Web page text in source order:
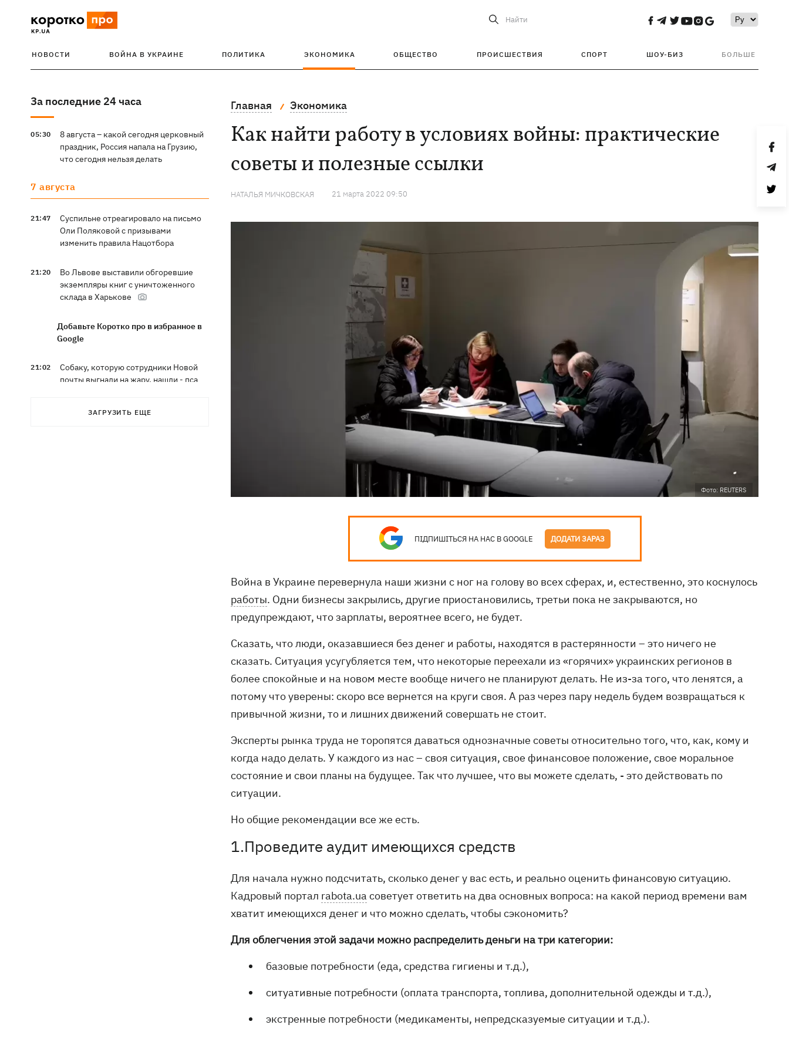
Найти
НОВОСТИ ВОЙНА В УКРАИНЕ ПОЛИТИКА ЭКОНОМИКА ОБЩЕСТВО ПРОИСШЕСТВИЯ СПОРТ ШОУ-БИЗ БОЛЬШЕ
За последние 24 часа
05:30
8 августа – какой сегодня церковный
праздник, Россия напала на Грузию,
что сегодня нельзя делать
7 августа
21:47
Суспильне отреагировало на письмо
Оли Поляковой с призывами
изменить правила Нацотбора
21:20
Во Львове выставили обгоревшие
экземпляры книг с уничтоженного
склада в Харькове
Добавьте Коротко про в избранное в
Google
21:02
Собаку, которую сотрудники Новой
почты выгнали на жару, нашли - пса
ЗАГРУЗИТЬ ЕЩЕ
Главная Экономика
Как найти работу в условиях войны: практические
советы и полезные ссылки
НАТАЛЬЯ МИЧКОВСКАЯ 21 марта 2022 09:50
Фото: REUTERS
ПІДПИШІТЬСЯ НА НАС В GOOGLE ДОДАТИ ЗАРАЗ
Война в Украине перевернула наши жизни с ног на голову во всех сферах, и, естественно, это коснулось
работы. Одни бизнесы закрылись, другие приостановились, третьи пока не закрываются, но
предупреждают, что зарплаты, вероятнее всего, не будет.
Сказать, что люди, оказавшиеся без денег и работы, находятся в растерянности – это ничего не
сказать. Ситуация усугубляется тем, что некоторые переехали из «горячих» украинских регионов в
более спокойные и на новом месте вообще ничего не планируют делать. Не из-за того, что ленятся, а
потому что уверены: скоро все вернется на круги своя. А раз через пару недель будем возвращаться к
привычной жизни, то и лишних движений совершать не стоит.
Эксперты рынка труда не торопятся даваться однозначные советы относительно того, что, как, кому и
когда надо делать. У каждого из нас – своя ситуация, свое финансовое положение, свое моральное
состояние и свои планы на будущее. Так что лучшее, что вы можете сделать, - это действовать по
ситуации.
Но общие рекомендации все же есть.
1.Проведите аудит имеющихся средств
Для начала нужно подсчитать, сколько денег у вас есть, и реально оценить финансовую ситуацию.
Кадровый портал rabota.ua советует ответить на два основных вопроса: на какой период времени вам
хватит имеющихся денег и что можно сделать, чтобы сэкономить?
Для облегчения этой задачи можно распределить деньги на три категории:
базовые потребности (еда, средства гигиены и т.д.),
ситуативные потребности (оплата транспорта, топлива, дополнительной одежды и т.д.),
экстренные потребности (медикаменты, непредсказуемые ситуации и т.д.).